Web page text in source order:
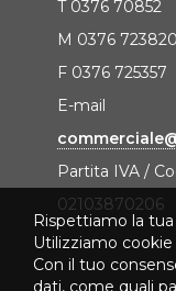
T 0376 70852
M 0376 723820
F 0376 725357
E-mail
Partita IVA /
02103870206
Rispettiamo la tua
Utilizziamo
Con il tuo
dati, come quali